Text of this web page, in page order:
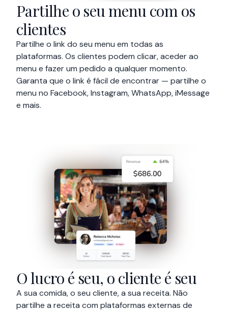
Partilhe o seu menu com os
clientes
Partilhe o link do seu menu em todas as
plataformas. Os clientes podem clicar, aceder ao
menu e fazer um pedido a qualquer momento.
Garanta que o link é fácil de encontrar — partilhe o
menu no Facebook, Instagram, WhatsApp, iMessage
e mais.
O lucro é seu, o cliente é seu
A sua comida, o seu cliente, a sua receita. Não
partilhe a receita com plataformas externas de